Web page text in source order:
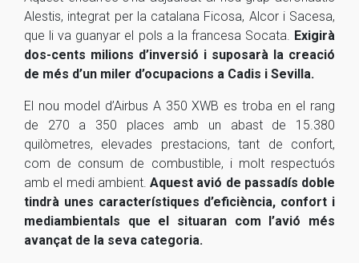
Alestis, integrat per la catalana Ficosa, Alcor i Sacesa,
que li va guanyar el pols a la francesa Socata. Exigirà
dos-cents milions d’inversió i suposarà la creació
de més d’un miler d’ocupacions a Cadis i Sevilla.
El nou model d’Airbus A 350 XWB es troba en el rang
de 270 a 350 places amb un abast de 15.380
quilòmetres, elevades prestacions, tant de confort,
com de consum de combustible, i molt respectuós
amb el medi ambient. Aquest avió de passadís doble
tindrà unes característiques d’eficiència, confort i
mediambientals que el situaran com l’avió més
avançat de la seva categoria.